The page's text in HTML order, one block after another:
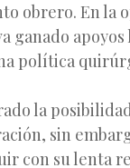
obrero. En la
ganado
política
la
sin
con su lenta